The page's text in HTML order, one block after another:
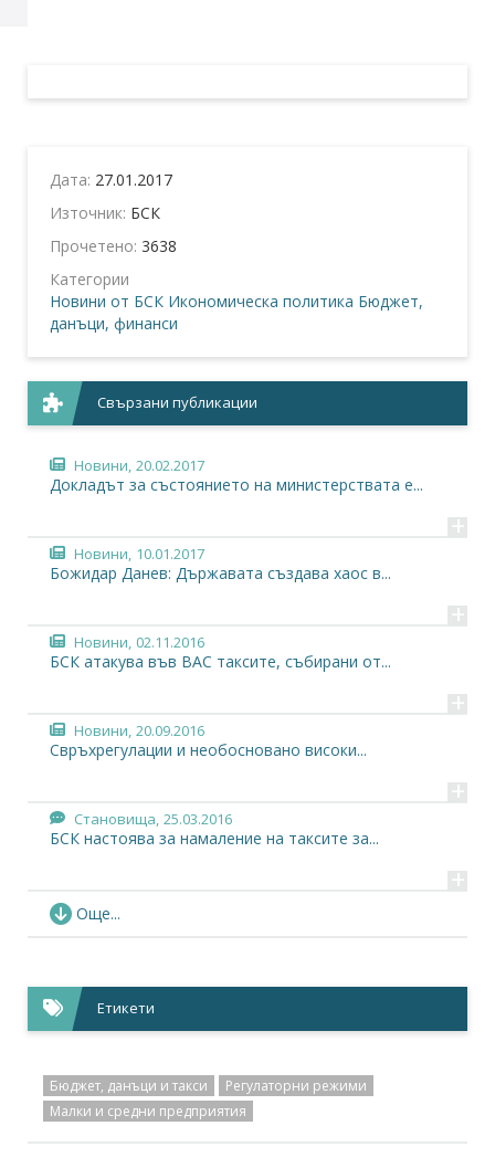
Дата: 27.01.2017
Източник: БСК
Прочетено: 3638
Категории
Новини от БСК Икономическа политика Бюджет,
данъци, финанси
Свързани публикации
Новини, 20.02.2017
Докладът за състоянието на министерствата е...
+
Новини, 10.01.2017
Божидар Данев: Държавата създава хаос в...
+
Новини, 02.11.2016
БСК атакува във ВАС таксите, събирани от...
+
Новини, 20.09.2016
Свръхрегулации и необосновано високи...
+
Становища, 25.03.2016
БСК настоява за намаление на таксите за...
+
Новини,
Божидар Данев: Не стресирайте бизнеса с нови...
Новини,
БСК се обяви против увеличението на съдебните...
Становища, 28.09.2015
Становище във връзка с намаляването на...
Още...
Етикети
Бюджет, данъци и такси
Регулаторни режими
Малки и средни предприятия